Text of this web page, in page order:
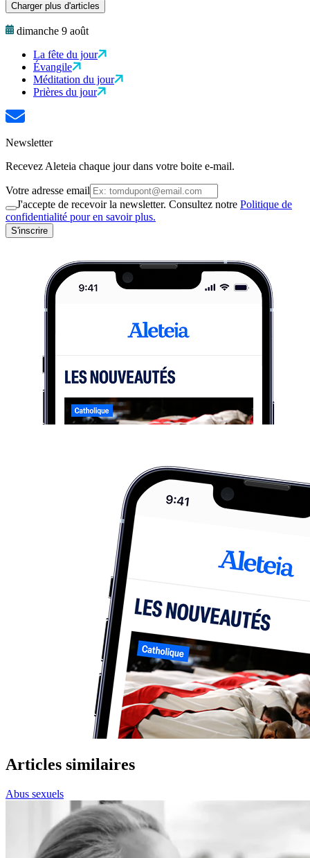
Charger plus d'articles
dimanche 9 août
La fête du jour
Évangile
Méditation du jour
Prières du jour
Newsletter
Recevez Aleteia chaque jour dans votre boite e-mail.
Votre adresse email
J'accepte de recevoir la newsletter. Consultez notre Politique de
confidentialité pour en savoir plus.
S'inscrire
Articles similaires
Abus sexuels